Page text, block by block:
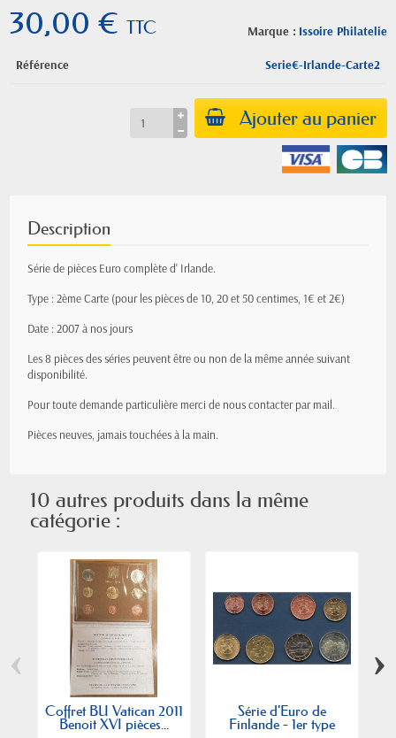
Marque : Issoire Philatelie
30,00 € TTC
Référence Serie€-Irlande-Carte2
Ajouter au panier
Description
Série de pièces Euro complète d' Irlande.
Type : 2ème Carte (pour les pièces de 10, 20 et 50 centimes, 1€ et 2€)
Date : 2007 à nos jours
Les 8 pièces des séries peuvent être ou non de la même année suivant
disponibilité.
Pour toute demande particulière merci de nous contacter par mail.
Pièces neuves, jamaistouchéesà la main.
10 autres produits dans la même
catégorie :
Coffret BU Vatican 2011
Benoit XVI pièces...
Série d'Euro de
Finlande - 1er type
‹ ›